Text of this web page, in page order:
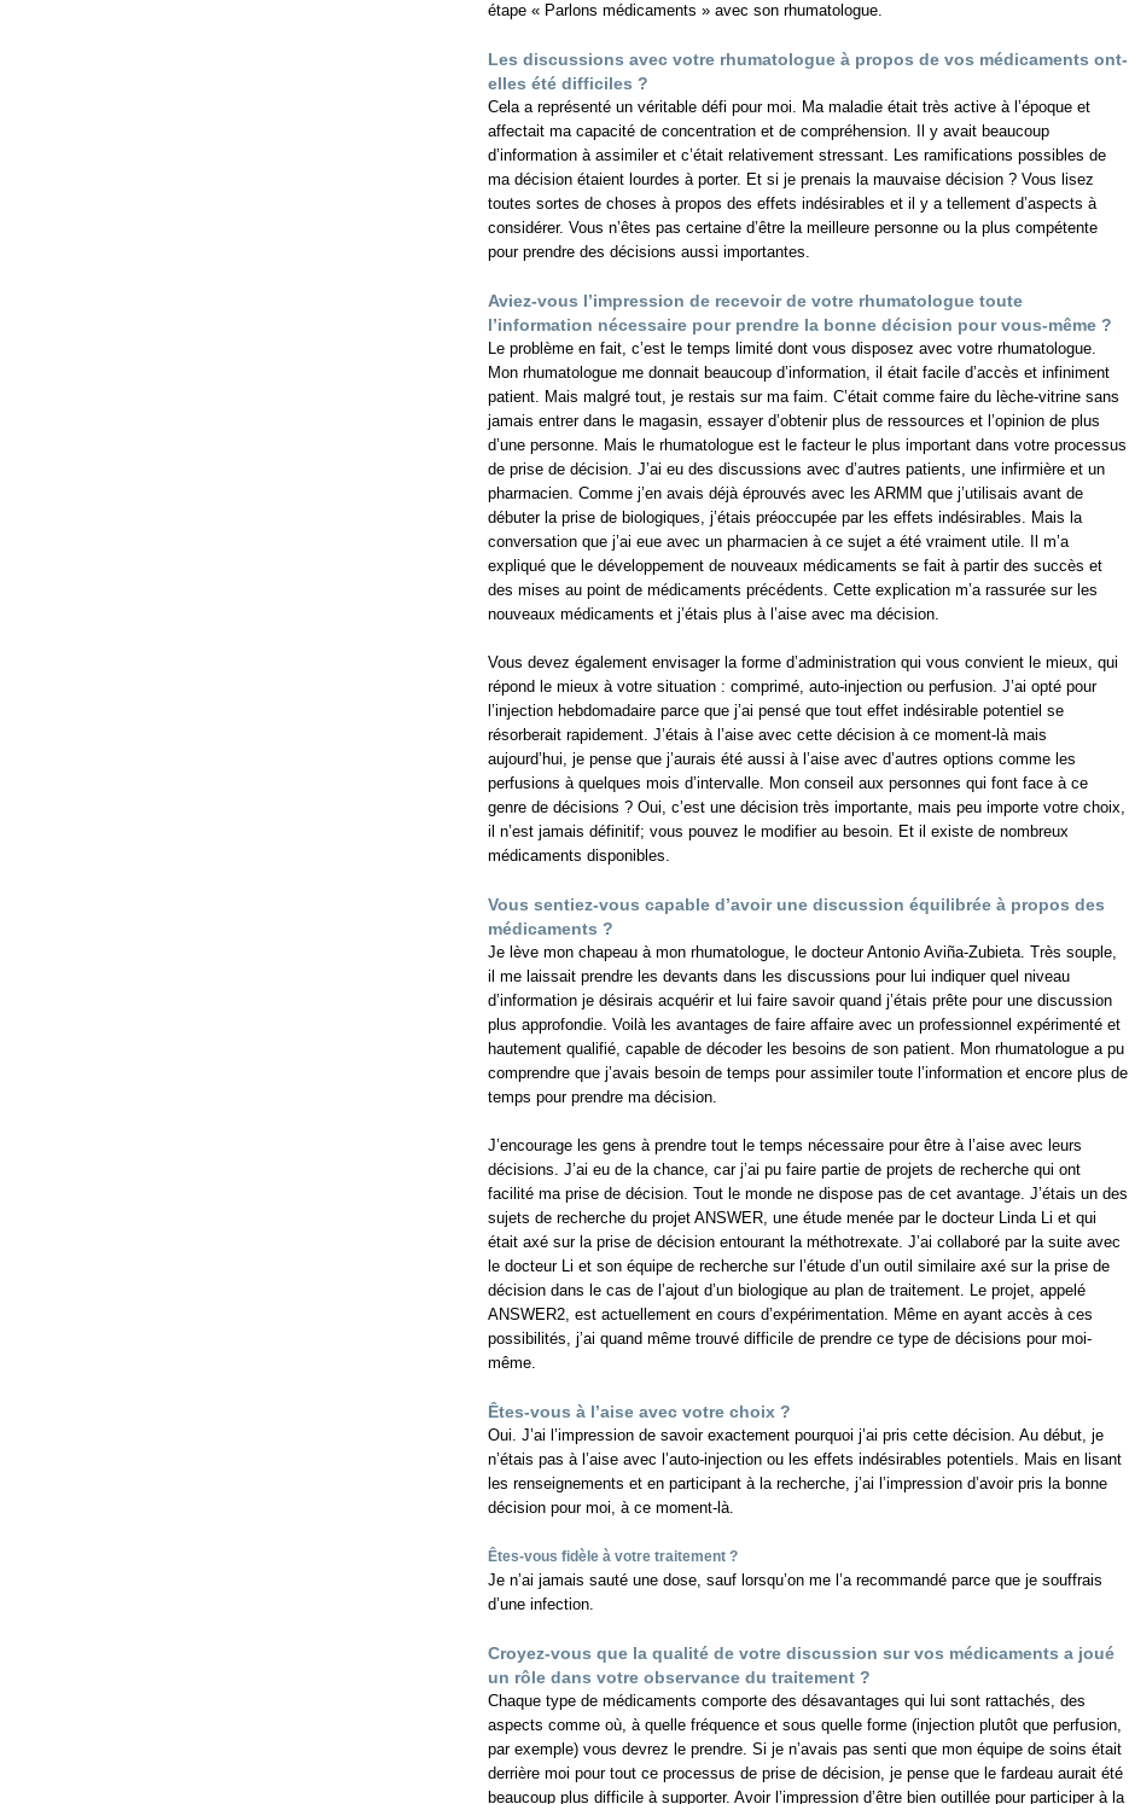
étape « Parlons médicaments » avec son rhumatologue.
Les discussions avec votre rhumatologue à propos de vos médicaments ont-
elles été difficiles ?
Cela a représenté un véritable défi pour moi. Ma maladie était très active à l’époque et
affectait ma capacité de concentration et de compréhension. Il y avait beaucoup
d’information à assimiler et c’était relativement stressant. Les ramifications possibles de
ma décision étaient lourdes à porter. Et si je prenais la mauvaise décision ? Vous lisez
toutes sortes de choses à propos des effets indésirables et il y a tellement d’aspects à
considérer. Vous n’êtes pas certaine d’être la meilleure personne ou la plus compétente
pour prendre des décisions aussi importantes.
Aviez-vous l’impression de recevoir de votre rhumatologue toute
l’information nécessaire pour prendre la bonne décision pour vous-même ?
Le problème en fait, c’est le temps limité dont vous disposez avec votre rhumatologue.
Mon rhumatologue me donnait beaucoup d’information, il était facile d’accès et infiniment
patient. Mais malgré tout, je restais sur ma faim. C’était comme faire du lèche-vitrine sans
jamais entrer dans le magasin, essayer d’obtenir plus de ressources et l’opinion de plus
d’une personne. Mais le rhumatologue est le facteur le plus important dans votre processus
de prise de décision. J’ai eu des discussions avec d’autres patients, une infirmière et un
pharmacien. Comme j’en avais déjà éprouvés avec les ARMM que j’utilisais avant de
débuter la prise de biologiques, j’étais préoccupée par les effets indésirables. Mais la
conversation que j’ai eue avec un pharmacien à ce sujet a été vraiment utile. Il m’a
expliqué que le développement de nouveaux médicaments se fait à partir des succès et
des mises au point de médicaments précédents. Cette explication m’a rassurée sur les
nouveaux médicaments et j’étais plus à l’aise avec ma décision.
Vous devez également envisager la forme d’administration qui vous convient le mieux, qui
répond le mieux à votre situation : comprimé, auto-injection ou perfusion. J’ai opté pour
l’injection hebdomadaire parce que j’ai pensé que tout effet indésirable potentiel se
résorberait rapidement. J’étais à l’aise avec cette décision à ce moment-là mais
aujourd’hui, je pense que j’aurais été aussi à l’aise avec d’autres options comme les
perfusions à quelques mois d’intervalle. Mon conseil aux personnes qui font face à ce
genre de décisions ? Oui, c’est une décision très importante, mais peu importe votre choix,
il n’est jamais définitif; vous pouvez le modifier au besoin. Et il existe de nombreux
médicaments disponibles.
Vous sentiez-vous capable d’avoir une discussion équilibrée à propos des
médicaments ?
Je lève mon chapeau à mon rhumatologue, le docteur Antonio Aviña-Zubieta. Très souple,
il me laissait prendre les devants dans les discussions pour lui indiquer quel niveau
d’information je désirais acquérir et lui faire savoir quand j’étais prête pour une discussion
plus approfondie. Voilà les avantages de faire affaire avec un professionnel expérimenté et
hautement qualifié, capable de décoder les besoins de son patient. Mon rhumatologue a pu
comprendre que j’avais besoin de temps pour assimiler toute l’information et encore plus de
temps pour prendre ma décision.
J’encourage les gens à prendre tout le temps nécessaire pour être à l’aise avec leurs
décisions. J’ai eu de la chance, car j’ai pu faire partie de projets de recherche qui ont
facilité ma prise de décision. Tout le monde ne dispose pas de cet avantage. J’étais un des
sujets de recherche du projet ANSWER, une étude menée par le docteur Linda Li et qui
était axé sur la prise de décision entourant la méthotrexate. J’ai collaboré par la suite avec
le docteur Li et son équipe de recherche sur l’étude d’un outil similaire axé sur la prise de
décision dans le cas de l’ajout d’un biologique au plan de traitement. Le projet, appelé
ANSWER2, est actuellement en cours d’expérimentation. Même en ayant accès à ces
possibilités, j’ai quand même trouvé difficile de prendre ce type de décisions pour moi-
même.
Êtes-vous à l’aise avec votre choix ?
Oui. J’ai l’impression de savoir exactement pourquoi j’ai pris cette décision. Au début, je
n’étais pas à l’aise avec l’auto-injection ou les effets indésirables potentiels. Mais en lisant
les renseignements et en participant à la recherche, j’ai l’impression d’avoir pris la bonne
décision pour moi, à ce moment-là.
Êtes-vous fidèle à votre traitement ?
Je n’ai jamais sauté une dose, sauf lorsqu’on me l’a recommandé parce que je souffrais
d’une infection.
Croyez-vous que la qualité de votre discussion sur vos médicaments a joué
un rôle dans votre observance du traitement ?
Chaque type de médicaments comporte des désavantages qui lui sont rattachés, des
aspects comme où, à quelle fréquence et sous quelle forme (injection plutôt que perfusion,
par exemple) vous devrez le prendre. Si je n’avais pas senti que mon équipe de soins était
derrière moi pour tout ce processus de prise de décision, je pense que le fardeau aurait été
beaucoup plus difficile à supporter. Avoir l’impression d’être bien outillée pour participer à la